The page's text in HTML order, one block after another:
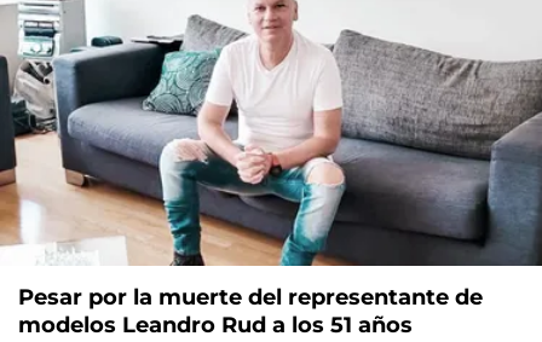
Pesar por la muerte del representante de
modelos Leandro Rud a los 51 años